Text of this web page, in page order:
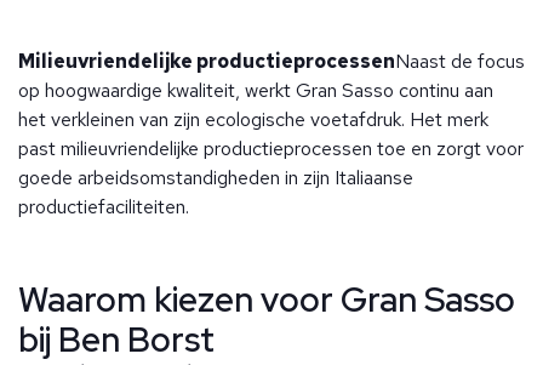
Milieuvriendelijke productieprocessenNaast de focus
op hoogwaardige kwaliteit, werkt Gran Sasso continu aan
het verkleinen van zijn ecologische voetafdruk. Het merk
past milieuvriendelijke productieprocessen toe en zorgt voor
goede arbeidsomstandigheden in zijn Italiaanse
productiefaciliteiten.
Waarom kiezen voor Gran Sasso
bij Ben Borst